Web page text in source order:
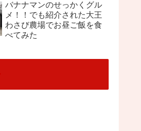
バナナマンのせっかくグル
メ！！でも紹介された大王
わさび農場でお昼ご飯を食
べてみた